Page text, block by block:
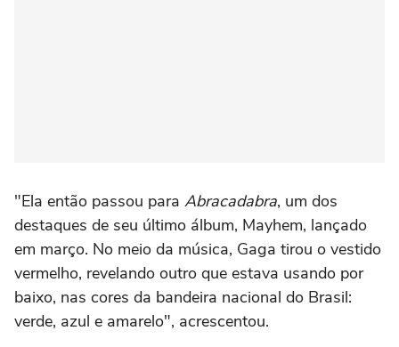
"Ela então passou para Abracadabra, um dos
destaques de seu último álbum, Mayhem, lançado
em março. No meio da música, Gaga tirou o vestido
vermelho, revelando outro que estava usando por
baixo, nas cores da bandeira nacional do Brasil:
verde, azul e amarelo", acrescentou.